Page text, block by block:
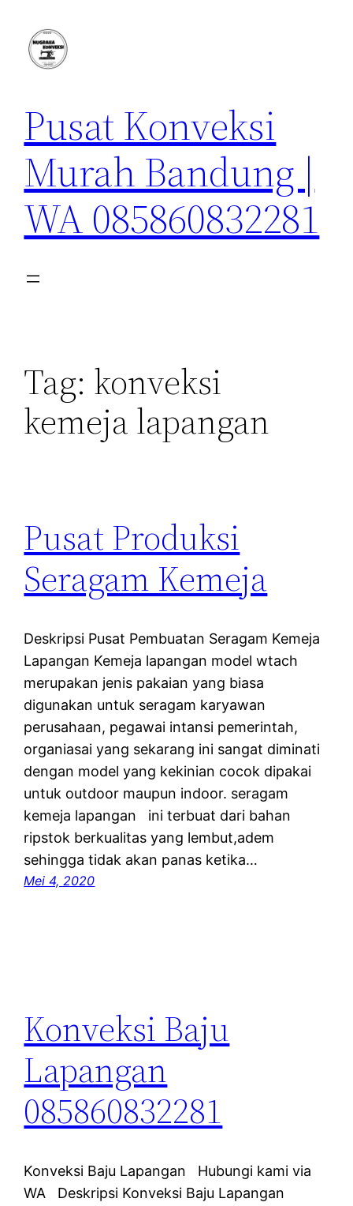
konten
Pusat Konveksi
Murah Bandung |
WA 085860832281
Tag: konveksi
kemeja lapangan
Pusat Produksi
Seragam Kemeja
Deskripsi Pusat Pembuatan Seragam Kemeja
Lapangan Kemeja lapangan model wtach
merupakan jenis pakaian yang biasa
digunakan untuk seragam karyawan
perusahaan, pegawai intansi pemerintah,
organiasai yang sekarang ini sangat diminati
dengan model yang kekinian cocok dipakai
untuk outdoor maupun indoor. seragam
kemeja lapangan ini terbuat dari bahan
ripstok berkualitas yang lembut,adem
sehingga tidak akan panas ketika…
Mei 4, 2020
Konveksi Baju
Lapangan
085860832281
Konveksi Baju Lapangan Hubungi kami via
WA Deskripsi Konveksi Baju Lapangan